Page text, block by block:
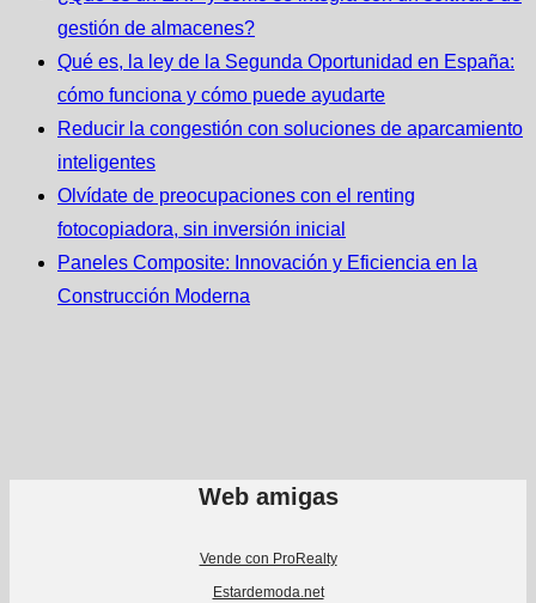
gestión de almacenes?
Qué es, la ley de la Segunda Oportunidad en España:
cómo funciona y cómo puede ayudarte
Reducir la congestión con soluciones de aparcamiento
inteligentes
Olvídate de preocupaciones con el renting
fotocopiadora, sin inversión inicial
Paneles Composite: Innovación y Eficiencia en la
Construcción Moderna
Web amigas
Vende con ProRealty
Estardemoda.net